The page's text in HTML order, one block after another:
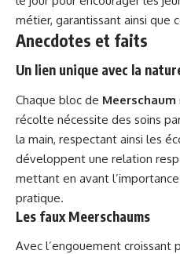
métier, garantissant ainsi que
Anecdotes et faits
Un lien unique avec la
Chaque bloc de Meerschaum
récolte nécessite des soins
la main, respectant ainsi les
développent une relation
mettant en avant
pratique.
Les faux Meerschaums
Avec l’engouement croissant